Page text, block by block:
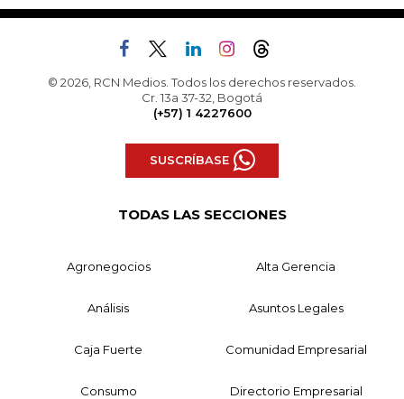
© 2026, RCN Medios. Todos los derechos reservados.
Cr. 13a 37-32, Bogotá
(+57) 1 4227600
SUSCRÍBASE
TODAS LAS SECCIONES
Agronegocios Alta Gerencia
Análisis Asuntos Legales
Caja Fuerte Comunidad Empresarial
Consumo Directorio Empresarial